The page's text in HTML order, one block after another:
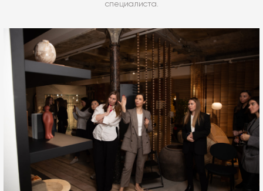
специалиста.